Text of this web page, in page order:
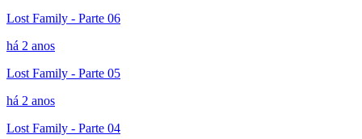
Lost Family - Parte 06
há 2 anos
Lost Family - Parte 05
há 2 anos
Lost Family - Parte 04